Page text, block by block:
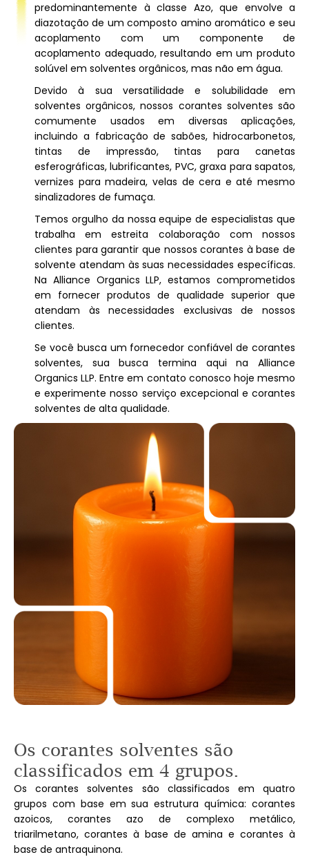
predominantemente à classe Azo, que envolve a
diazotação de um composto amino aromático e seu
acoplamento com um componente de
acoplamento adequado, resultando em um produto
solúvel em solventes orgânicos, mas não em água.
Devido à sua versatilidade e solubilidade em
solventes orgânicos, nossos corantes solventes são
comumente usados ​​em diversas aplicações,
incluindo a fabricação de sabões, hidrocarbonetos,
tintas de impressão, tintas para canetas
esferográficas, lubrificantes, PVC, graxa para sapatos,
vernizes para madeira, velas de cera e até mesmo
sinalizadores de fumaça.
Temos orgulho da nossa equipe de especialistas que
trabalha em estreita colaboração com nossos
clientes para garantir que nossos corantes à base de
solvente atendam às suas necessidades específicas.
Na Alliance Organics LLP, estamos comprometidos
em fornecer produtos de qualidade superior que
atendam às necessidades exclusivas de nossos
clientes.
Se você busca um fornecedor confiável de corantes
solventes, sua busca termina aqui na Alliance
Organics LLP. Entre em contato conosco hoje mesmo
e experimente nosso serviço excepcional e corantes
solventes de alta qualidade.
Os corantes solventes são
classificados em 4 grupos.
Os corantes solventes são classificados em quatro
grupos com base em sua estrutura química: corantes
azoicos, corantes azo de complexo metálico,
triarilmetano, corantes à base de amina e corantes à
base de antraquinona.